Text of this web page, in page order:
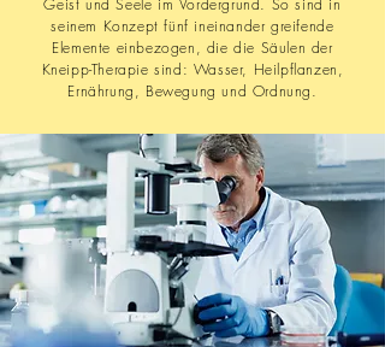
Geist und Seele im Vordergrund. So sind in
seinem Konzept fünf ineinander greifende
Elemente einbezogen, die die Säulen der
Kneipp-Therapie sind: Wasser, Heilpflanzen,
Ernährung, Bewegung und Ordnung.